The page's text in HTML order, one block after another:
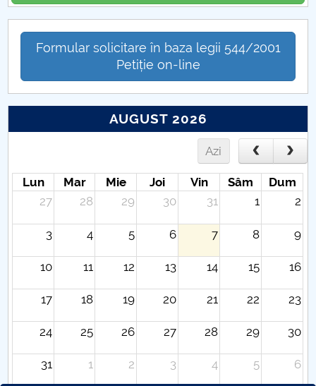
Formular solicitare în baza legii 544/2001
Petiție on-line
AUGUST 2026
Azi
Lun Mar Mie Joi Vin Sâm
Dum
27
28 29 30 31 1 2
3 4 5 6 7 8 9
10 11 12 13 14 15 16
17 18 19 20 21 22 23
24 25 26 27 28 29 30
31 1 2 3 4 5 6